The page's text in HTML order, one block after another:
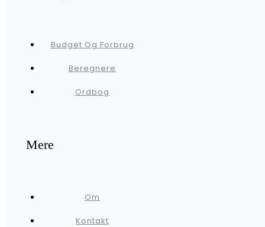
Budget Og Forbrug
Beregnere
Ordbog
Mere
Om
Kontakt